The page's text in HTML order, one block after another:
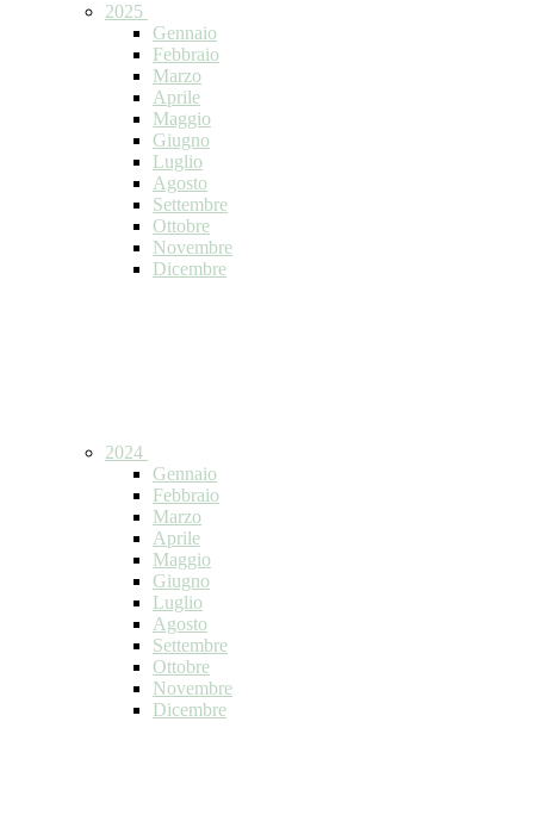
2025
Gennaio
Febbraio
Marzo
Aprile
Maggio
Giugno
Luglio
Agosto
Settembre
Ottobre
Novembre
Dicembre
2024
Gennaio
Febbraio
Marzo
Aprile
Maggio
Giugno
Luglio
Agosto
Settembre
Ottobre
Novembre
Dicembre